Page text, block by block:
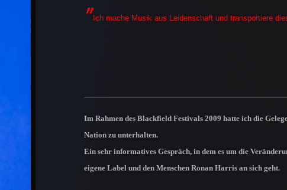
" Ich mache Musik aus Leidenschaft und transportiere
Im Rahmen des Blackfield Festivals 2009 hatte ich die
Nation zu unterhalten.
Ein sehr informatives Gespräch, in dem es um die
eigene Label und den Menschen Ronan Harris an sich geht.